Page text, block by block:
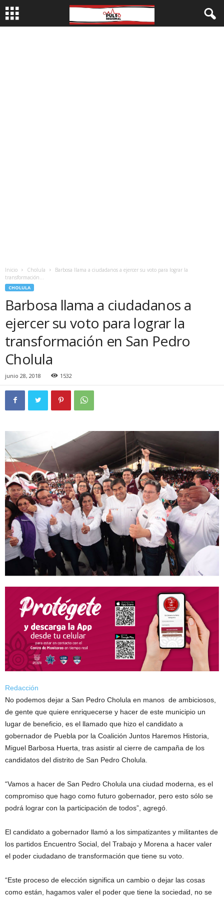
Inicio Cholula
Barbosa llama a ciudadanos a ejercer su voto para lograr la
transformación...
CHOLULA
Barbosa llama a ciudadanos a
ejercer su voto para lograr la
transformación en San Pedro
Cholula
junio 28, 2018 1532
Redacción
No podemos dejar a San Pedro Cholula en manos de ambiciosos,
de gente que quiere enriquecerse y hacer de este municipio un
lugar de beneficio, es el llamado que hizo el candidato a
gobernador de Puebla por la Coalición Juntos Haremos Historia,
Miguel Barbosa Huerta, tras asistir al cierre de campaña de los
candidatos del distrito de San Pedro Cholula.
“Vamos a hacer de San Pedro Cholula una ciudad moderna, es el
compromiso que hago como futuro gobernador, pero esto sólo se
podrá lograr con la participación de todos”, agregó.
El candidato a gobernador llamó a los simpatizantes y militantes de
los partidos Encuentro Social, del Trabajo y Morena a hacer valer
el poder ciudadano de transformación que tiene su voto.
“Este proceso de elección significa un cambio o dejar las cosas
como están, hagamos valer el poder que tiene la sociedad, no se